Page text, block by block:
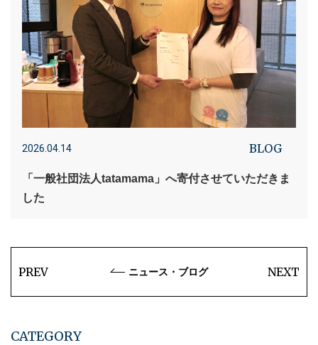
2026.04.14 BLOG
「一般社団法人tatamama」へ寄付させていただきま
した
PREV ニュース・ブログ NEXT
CATEGORY